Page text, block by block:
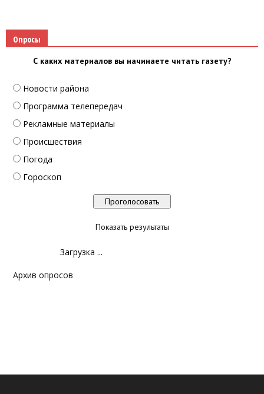
Опросы
С каких материалов вы начинаете читать газету?
Новости района
Программа телепередач
Рекламные материалы
Происшествия
Погода
Гороскоп
Показать результаты
Загрузка ...
Архив опросов